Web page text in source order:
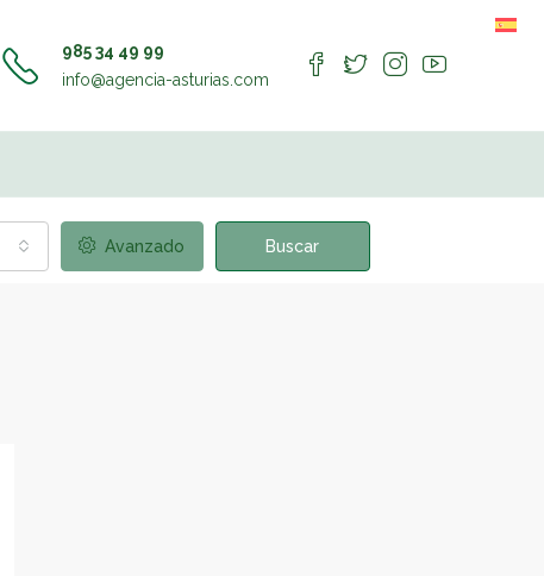
985 34 49 99
info@agencia-asturias.com
Avanzado Buscar